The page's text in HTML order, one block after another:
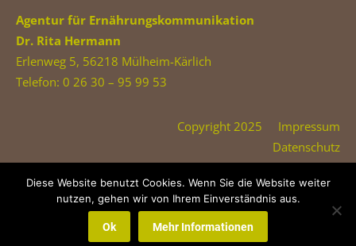
Agentur für Ernährungskommunikation
Dr. Rita Hermann
Erlenweg 5, 56218 Mülheim-Kärlich
Telefon: 0 26 30 – 95 99 53
Copyright 2025
Impressum
Datenschutz
Diese Website benutzt Cookies. Wenn Sie die Website weiter
nutzen, gehen wir von Ihrem Einverständnis aus.
Ok Mehr Informationen